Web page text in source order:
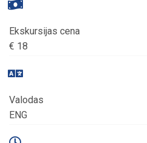
Ekskursijas cena
€ 18
Valodas
ENG